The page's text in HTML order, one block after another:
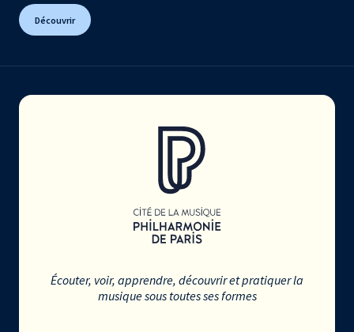
Découvrir
Écouter, voir, apprendre, découvrir et pratiquer la
musique sous toutes ses formes